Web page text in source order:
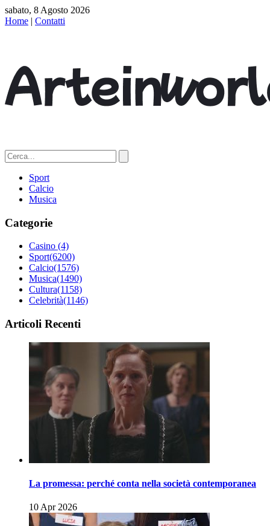
sabato, 8 Agosto 2026
Home | Contatti
Sport
Calcio
Musica
Categorie
Casino (4)
Sport(6200)
Calcio(1576)
Musica(1490)
Cultura(1158)
Celebrità(1146)
Articoli Recenti
La promessa: perché conta nella società contemporanea
10 Apr 2026